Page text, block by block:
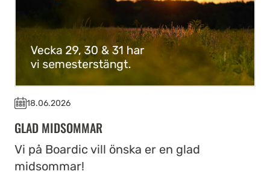
18.06.2026
GLAD MIDSOMMAR
Vi på Boardic vill önska er en glad
midsommar!